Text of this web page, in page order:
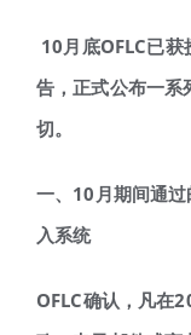
10 月底OFLC已获
告，正式公布一系
切。
一、 10 月期间通
入系统
OFLC确认，凡在